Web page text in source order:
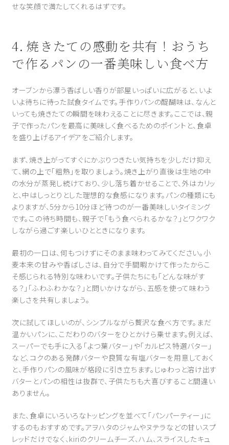
せな笑顔で満たしてくれるはずです。
4. 焼きたての感動を共有！おうち
で作るパンの一番美味しい食べ方
オーブンから漂う香ばしい香りが部屋いっぱいに広がると、いよ
いよ待ちに待った試食タイムです。手作りパンの醍醐味は、なんと
いっても焼きたての瞬間を味わえることに尽きます。ここでは、親
子で作ったパンを最高に美味しく食べるためのポイントと、食卓
を盛り上げるアイデアをご紹介します。
まず、焼き上がってすぐにかぶりつきたい気持ちを少しだけ抑え
て、網の上で「粗熱」を取りましょう。焼き上がり直後は生地の中
の水分が蒸発し続けており、少し落ち着かせることで、外はカリッ
と、中はしっとりとした理想的な食感になります。パンの種類にも
よりますが、5分から10分ほど待つのが一番美味しいタイミング
です。この待ち時間も、親子で「もう食べられるかな？」とワクワク
しながら過ごす楽しいひとときになります。
最初の一口は、何もつけずにそのまま味わってみてください。小
麦本来の甘みや香ばしさは、自分で手間暇かけて作ったからこ
そ感じられる特別な味わいです。子供たちにも「どんな味がす
る？」「ふわふわかな？」と問いかけながら、五感を使って味わう
楽しさを共有しましょう。
次に試してほしいのが、シンプルながら贅沢な食べ方です。まだ
温かいパンに、こだわりのバターをひとかけら乗せます。例えば、
スーパーでも手に入る「よつ葉バター」や「カルピス特選バター」
など、コクのある発酵バターや良質な有塩バターを用意しておく
と、手作りパンの風味が格段に引き立ちます。じゅわっと溶け出す
バターとパンの相性は抜群で、子供たちも大喜びすること間違い
ありません。
また、食卓にいろいろなトッピングを並べて「パンパーティー」に
するのもおすすめです。アヲハタのジャムやヌテラなどの甘いスプ
レッドだけでなく、kiriのクリームチーズ、ハム、スライスしたキュ